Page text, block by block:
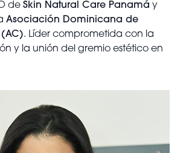
de Skin Natural Care Panamá y
Asociación Dominicana de
. Líder comprometida con la
y la unión del gremio estético en